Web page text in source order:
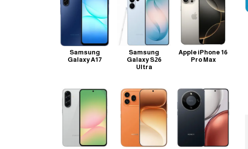
Apple iPhone 16
Pro Max
Samsung
Galaxy S26
Ultra
Samsung
Galaxy A17